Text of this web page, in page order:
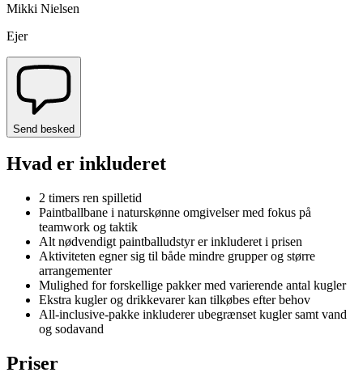
Mikki Nielsen
Ejer
Send besked
Hvad er inkluderet
2 timers ren spilletid
Paintballbane i naturskønne omgivelser med fokus på
teamwork og taktik
Alt nødvendigt paintballudstyr er inkluderet i prisen
Aktiviteten egner sig til både mindre grupper og større
arrangementer
Mulighed for forskellige pakker med varierende antal kugler
Ekstra kugler og drikkevarer kan tilkøbes efter behov
All-inclusive-pakke inkluderer ubegrænset kugler samt vand
og sodavand
Priser